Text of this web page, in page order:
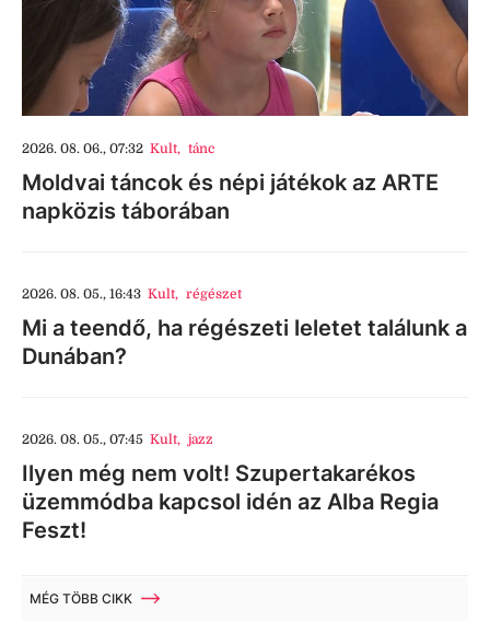
2026. 08. 06., 07:32 Kult, tánc
Moldvai táncok és népi játékok az ARTE
napközis táborában
2026. 08. 05., 16:43 Kult, régészet
Mi a teendő, ha régészeti leletet találunk a
Dunában?
2026. 08. 05., 07:45 Kult, jazz
Ilyen még nem volt! Szupertakarékos
üzemmódba kapcsol idén az Alba Regia
Feszt!
MÉG TÖBB CIKK